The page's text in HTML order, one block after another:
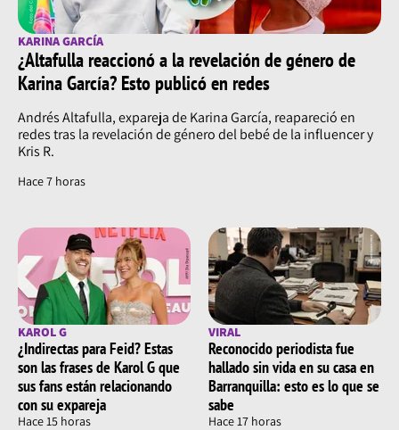
KARINA GARCÍA
¿Altafulla reaccionó a la revelación de género de
Karina García? Esto publicó en redes
Andrés Altafulla, expareja de Karina García, reapareció en
redes tras la revelación de género del bebé de la influencer y
Kris R.
Hace 7 horas
KAROL G
¿Indirectas para Feid? Estas
son las frases de Karol G que
sus fans están relacionando
con su expareja
Hace 15 horas
VIRAL
Reconocido periodista fue
hallado sin vida en su casa en
Barranquilla: esto es lo que se
sabe
Hace 17 horas